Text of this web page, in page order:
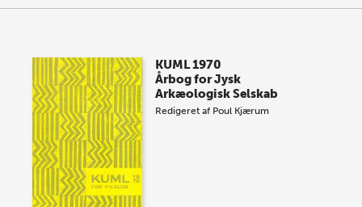
KUML 1970
Årbog for Jysk
Arkæologisk Selskab
Redigeret af Poul Kjærum